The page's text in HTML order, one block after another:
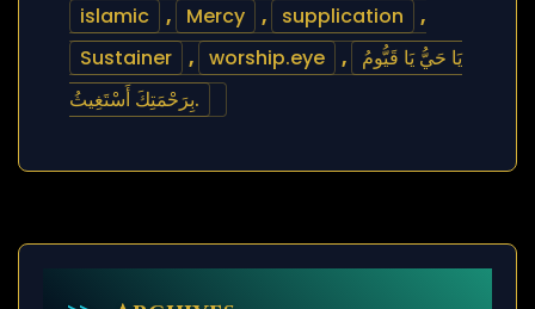
islamic
, Mercy , supplication
,
Sustainer
, worship.eye ,
يَا حَيُّ يَا قَيُّومُ
بِرَحْمَتِكَ أَسْتَغِيثُ.